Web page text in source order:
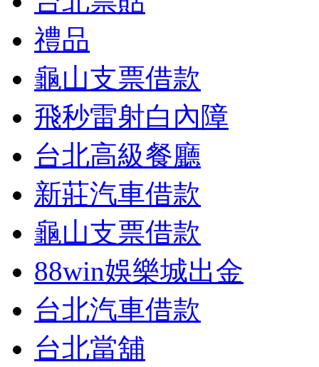
禮品
龜山支票借款
飛秒雷射白內障
台北高級餐廳
新莊汽車借款
龜山支票借款
88win娛樂城出金
台北汽車借款
台北當舖